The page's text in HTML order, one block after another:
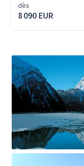
dès
8 090 EUR